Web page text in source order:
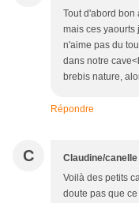
Tout d'abord bon
mais ces yaourts
n'aime pas du
dans notre
brebis nature,
Répondre
C Claudine/canelle
Voilà des petits
doute pas que